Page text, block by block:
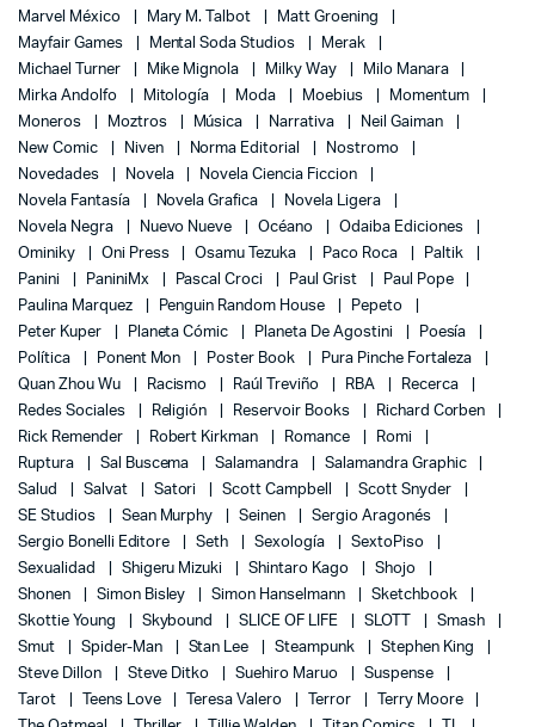
Marvel México
Mary M. Talbot
Matt Groening
Mayfair Games
Mental Soda Studios
Merak
Michael Turner
Mike Mignola Milky Way
Milo Manara
Mirka Andolfo
Mitología Moda Moebius
Momentum
Moneros
Moztros Música Narrativa
Neil Gaiman
New Comic
Niven Norma Editorial
Nostromo
Novedades
Novela
Novela Ciencia Ficcion
Novela Fantasía
Novela Grafica
Novela Ligera
Novela Negra
Nuevo Nueve Océano
Odaiba Ediciones
Ominiky
Oni Press Osamu Tezuka Paco Roca
Paltik
Panini
PaniniMx Pascal Croci Paul Grist
Paul Pope
Paulina Marquez
Penguin Random House
Pepeto
Peter Kuper
Planeta Cómic Planeta De Agostini
Poesía
Política
Ponent Mon Poster Book
Pura Pinche Fortaleza
Quan Zhou Wu
Racismo Raúl Treviño RBA
Recerca
Redes Sociales
Religión Reservoir Books
Richard Corben
Rick Remender
Robert Kirkman Romance
Romi
Ruptura
Sal Buscema Salamandra
Salamandra Graphic
Salud
Salvat Satori Scott Campbell
Scott Snyder
SE Studios
Sean Murphy Seinen
Sergio Aragonés
Sergio Bonelli Editore
Seth Sexología
SextoPiso
Sexualidad
Shigeru Mizuki Shintaro Kago
Shojo
Shonen
Simon Bisley Simon Hanselmann
Sketchbook
Skottie Young
Skybound SLICE OF LIFE SLOTT
Smash
Smut
Spider-Man Stan Lee Steampunk
Stephen King
Steve Dillon
Steve Ditko Suehiro Maruo
Suspense
Tarot
Teens Love Teresa Valero Terror
Terry Moore